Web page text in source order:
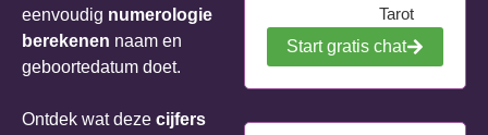
eenvoudig numerologie
berekenen naam en
geboortedatum doet.
Ontdek wat deze cijfers
Tarot
Start gratis chat